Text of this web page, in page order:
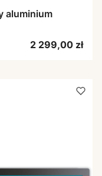
aluminium
Cena
2 299,00 zł